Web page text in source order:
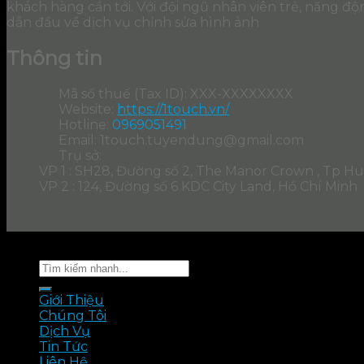
khách hàng cần tới. Với đội ngũ nhân viên trẻ, năng
dẫn đầu về dịch vụ chỉnh sửa hình ảnh
Thông tin
Mã số thuế (Tax ID): XXX-XXXXXXXX
Website: https://1touch.vn/
Hotline: 0969051491
Email: 1touch.tuyendung@gmail.com
Trụ sở:
VP 1 : SH28, Đường số 2, The Manor Crown , Tp
VP 2 : 124, Đường số 6 KDC City Land, Hồ Chí Minh
Giới Thiệu
Chúng Tôi
Dịch Vụ
Tin Tức